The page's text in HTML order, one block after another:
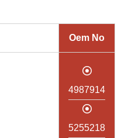
Oem No
4987914
5255218